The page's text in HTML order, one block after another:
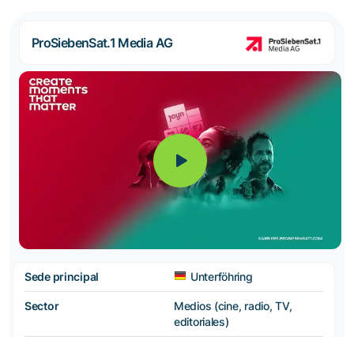
ProSiebenSat.1 Media AG
Sede principal Unterföhring
Sector
Medios (cine, radio, TV,
editoriales)